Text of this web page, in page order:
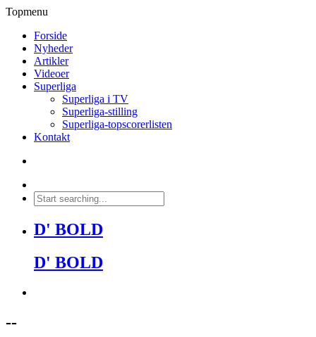
Topmenu
Forside
Nyheder
Artikler
Videoer
Superliga
Superliga i TV
Superliga-stilling
Superliga-topscorerlisten
Kontakt
D' BOLD
D' BOLD
--